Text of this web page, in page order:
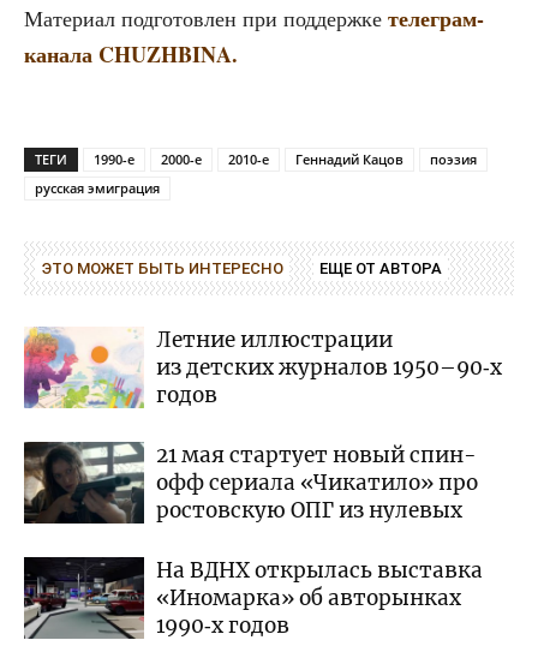
Мате­ри­ал под­го­тов­лен при под­держ­ке теле­грам-
кана­ла CHUZHBINA.
ТЕГИ 1990-е 2000-е 2010-е Геннадий Кацов
поэзия
русская эмиграция
ЭТО МОЖЕТ БЫТЬ ИНТЕРЕСНО ЕЩЕ ОТ АВТОРА
Летние иллюстрации
из детских журналов 1950–90‑х
годов
21 мая стартует новый спин-
офф сериала «Чикатило» про
ростовскую ОПГ из нулевых
На ВДНХ открылась выставка
«Иномарка» об авторынках
1990‑х годов